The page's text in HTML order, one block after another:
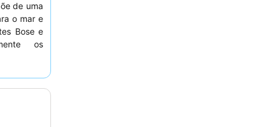
de uma
o mar e
Bose e
os